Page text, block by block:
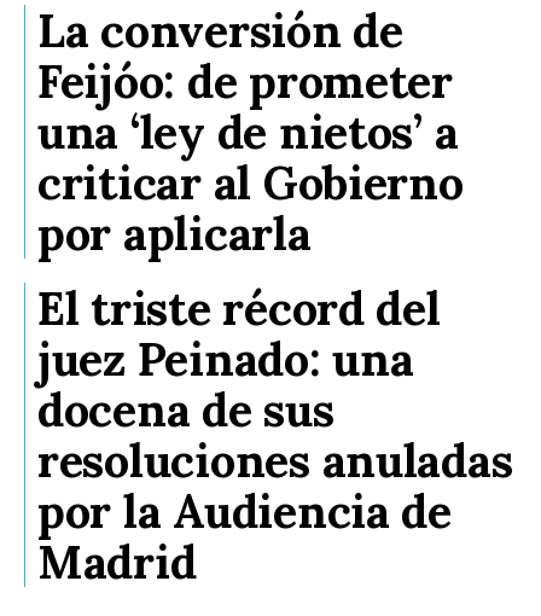
La conversión de
Feijóo: de prometer
una ‘ley de nietos’ a
criticar al Gobierno
por aplicarla
El triste récord del
juez Peinado: una
docena de sus
resoluciones anuladas
por la Audiencia de
Madrid